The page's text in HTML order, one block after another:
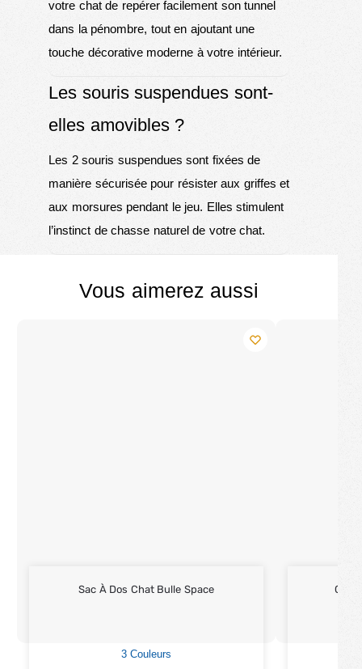
votre chat de repérer facilement son tunnel
dans la pénombre, tout en ajoutant une
touche décorative moderne à votre intérieur.
Les souris suspendues sont-
elles amovibles ?
Les 2 souris suspendues sont fixées de
manière sécurisée pour résister aux griffes et
aux morsures pendant le jeu. Elles stimulent
l’instinct de chasse naturel de votre chat.
Vous aimerez aussi
Sac À Dos Chat Bulle Space
3 Couleurs